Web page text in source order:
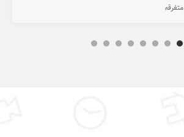
متفرقه